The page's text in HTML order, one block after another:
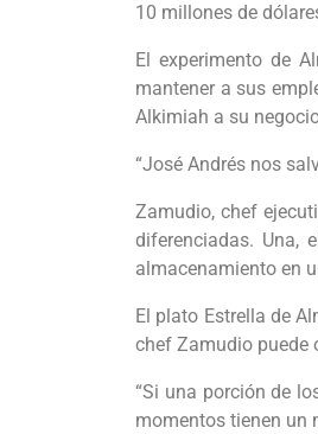
10 millones de
El experimento de
mantener a sus
Alkimiah a su
“José Andrés nos
Zamudio, chef
diferenciadas. Una,
almacenamiento en
El plato Estrella de
chef Zamudio puede
“Si una porción de
momentos tienen un